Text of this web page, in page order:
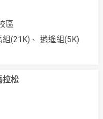
區
組(21K) 逍遙組(5K)
拉松